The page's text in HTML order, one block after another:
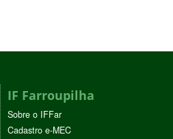
IF Farroupilha
Sobre o IFFar
Cadastro e-MEC